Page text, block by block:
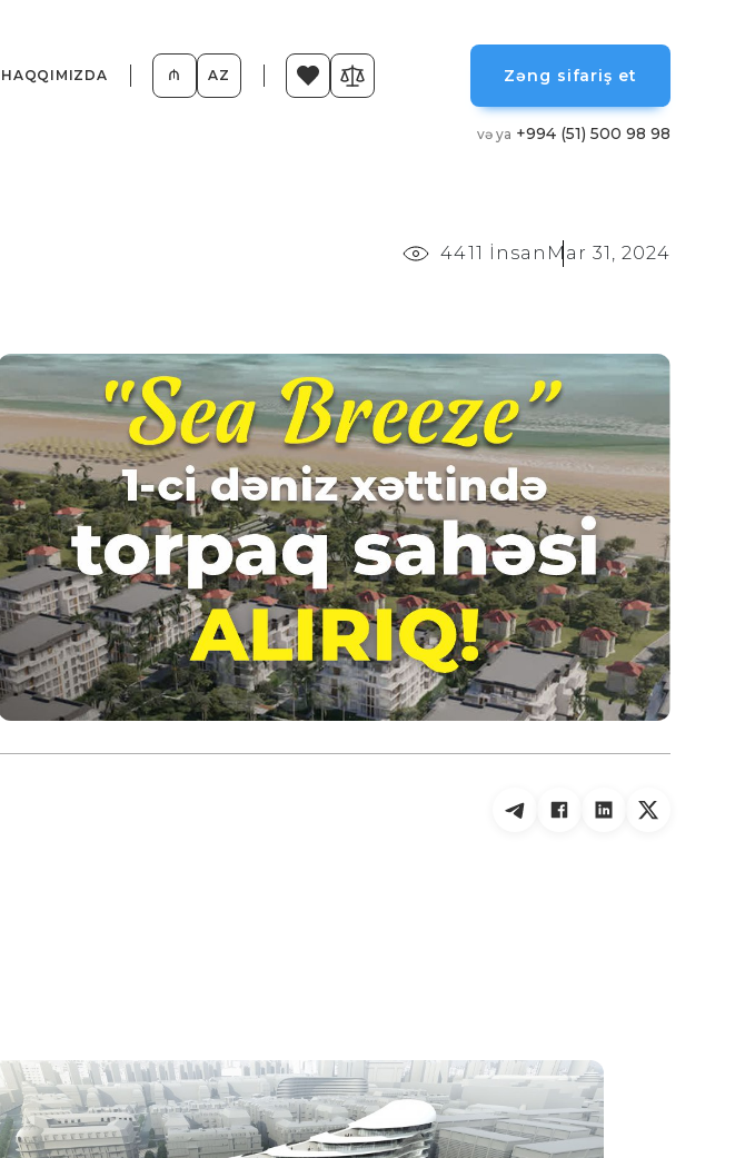
HAQQIMIZDA ₼ AZ Zəng sifariş et
və ya +994 (51) 500 98 98
4411 İnsan Mar 31, 2024